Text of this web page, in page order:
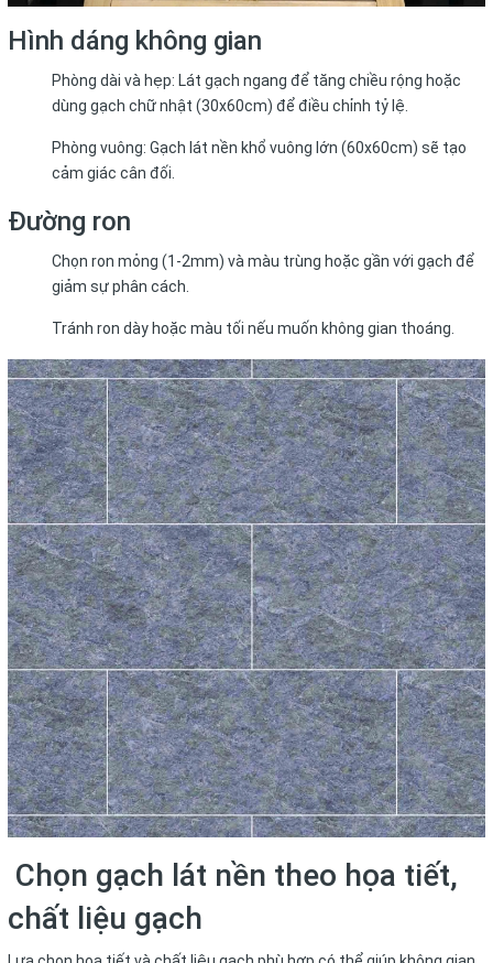
Hình dáng không gian
Phòng dài và hẹp: Lát gạch ngang để tăng chiều rộng hoặc
dùng gạch chữ nhật (30x60cm) để điều chỉnh tỷ lệ.
Phòng vuông: Gạch lát nền khổ vuông lớn (60x60cm) sẽ tạo
cảm giác cân đối.
Đường ron
Chọn ron mỏng (1-2mm) và màu trùng hoặc gần với gạch để
giảm sự phân cách.
Tránh ron dày hoặc màu tối nếu muốn không gian thoáng.
Chọn gạch lát nền theo họa tiết,
chất liệu gạch